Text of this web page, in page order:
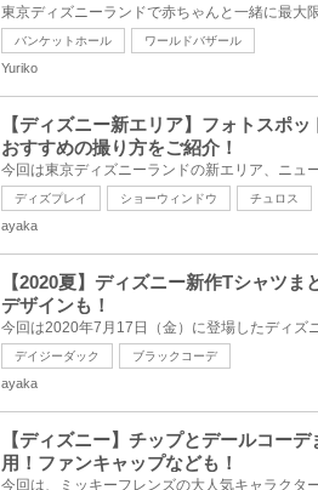
バンケットホール ワールドバザール
Yuriko
【ディズニー新エリア】フォトスポ
おすすめの撮り方をご紹介！
ディズプレイ ショーウィンドウ チュロス
ayaka
【2020夏】ディズニー新作Tシャツ
デザインも！
デイジーダック ブラックコーデ
ayaka
【ディズニー】チップとデールコー
用！ファンキャップなども！